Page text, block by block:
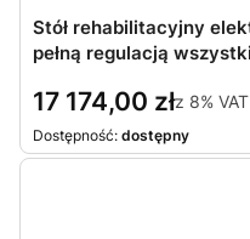
Stół rehabilitacyjny
pełną regulacją
17 174,00 złz 8% VAT
Dostępność: dostępny